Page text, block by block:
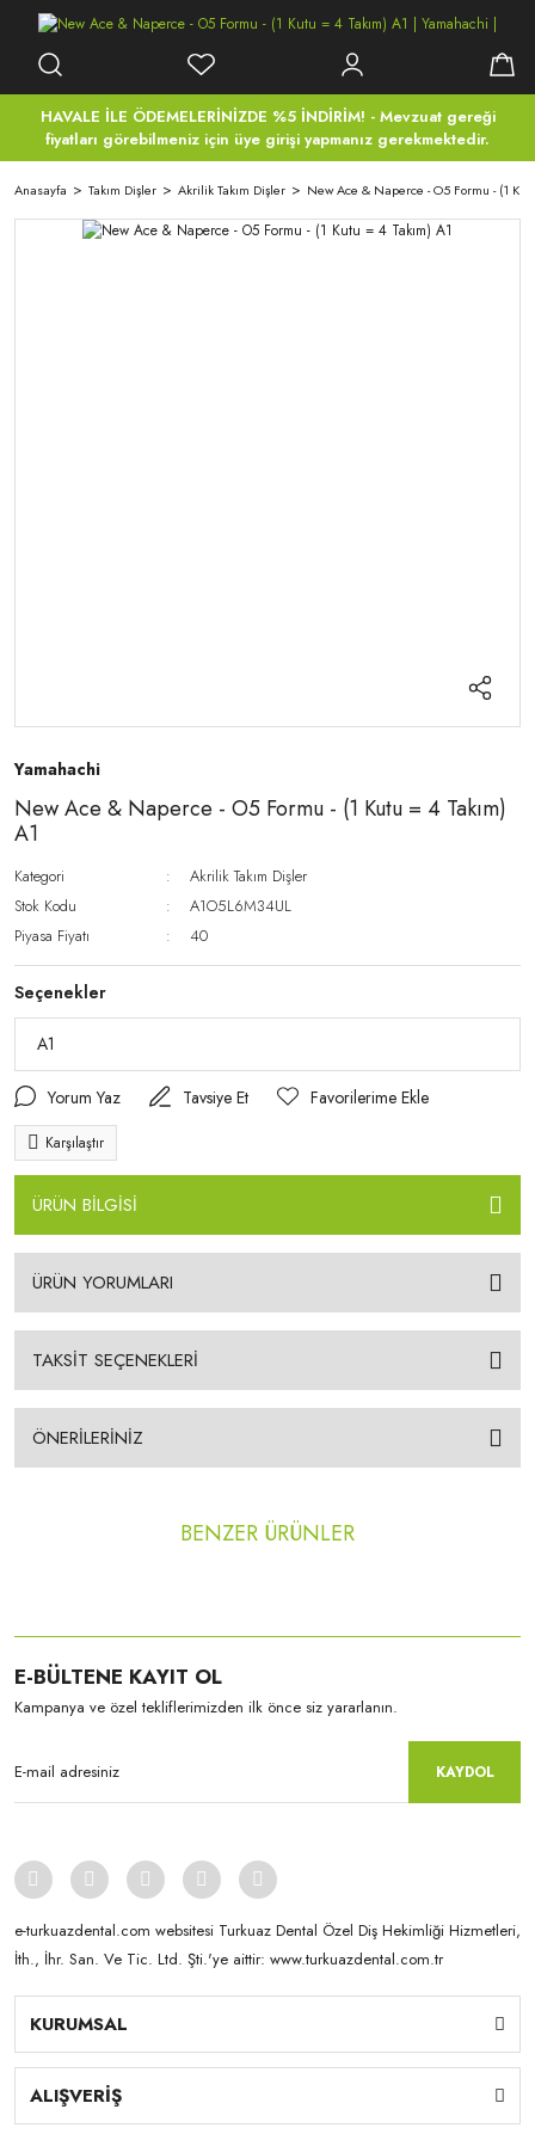
HAVALE İLE ÖDEMELERİNİZDE %5 İNDİRİM! - Mevzuat gereği
fiyatları görebilmeniz için üye girişi yapmanız gerekmektedir.
Anasayfa Takım Dişler Akrilik Takım Dişler New Ace & Naperce - O5 Formu - (1
Yamahachi
New Ace & Naperce - O5 Formu - (1 Kutu = 4 Takım)
A1
Kategori
Akrilik Takım Dişler
Stok Kodu
A1O5L6M34UL
Piyasa Fiyatı
40
Seçenekler
Yorum Yaz Tavsiye Et
Karşılaştır
ÜRÜN BİLGİSİ
ÜRÜN YORUMLARI
TAKSİT SEÇENEKLERİ
ÖNERİLERİNİZ
BENZER ÜRÜNLER
New Ace & Naperce - O2 Formu - (1 Kutu = 4 Takım) NW0.5
E-BÜLTENE KAYIT OL
Kampanya ve özel tekliflerimizden ilk önce siz yararlanın.
KAYDOL
e-turkuazdental.com websitesi Turkuaz Dental Özel Diş Hekimliği Hizmetleri,
İth., İhr. San. Ve Tic. Ltd. Şti.'ye aittir: www.turkuazdental.com.tr
KURUMSAL
ALIŞVERİŞ